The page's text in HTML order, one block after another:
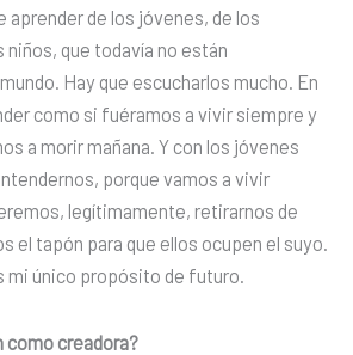
aprender de los jóvenes, de los
que todavía no están
Hay que escucharlos mucho. En
como si fuéramos a vivir siempre y
a morir mañana. Y con los jóvenes
porque vamos a vivir
legítimamente, retirarnos de
el tapón para que ellos ocupen el suyo.
mi único propósito de futuro.
como creadora?